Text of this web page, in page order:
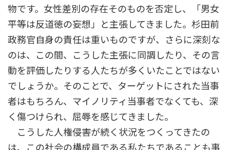
物です。女性差別の存在そのものを否定し、「男女
平等は反道徳の妄想」と主張してきました。杉田前
政務官自身の責任は重いものですが、さらに深刻な
のは、この間、こうした主張に同調したり、その言
動を評価したりする人たちが多くいたことではない
でしょうか。そのことで、ターゲットにされた当事
者はもちろん、マイノリティ当事者でなくても、深
く傷つけられ、屈辱を感じてきました。
こうした人権侵害が続く状況をつくってきたの
は、この社会の構成員である私たちであることも事